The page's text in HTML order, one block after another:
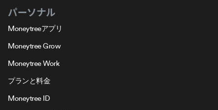
パーソナル
Moneytreeアプリ
Moneytree Grow
Moneytree Work
プランと料金
Moneytree ID